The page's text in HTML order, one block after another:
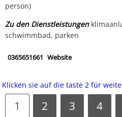
person)
Zu den Dienstleistungen
schwimmbad, parken
0365651661 Website
Klicken sie auf die taste 2 für
1 2 3 4